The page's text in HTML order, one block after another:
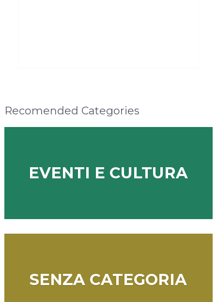
Recomended Categories
EVENTI E CULTURA
SENZA CATEGORIA